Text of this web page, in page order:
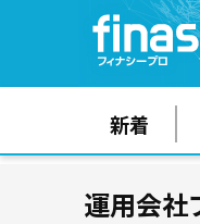
新着
運用会社